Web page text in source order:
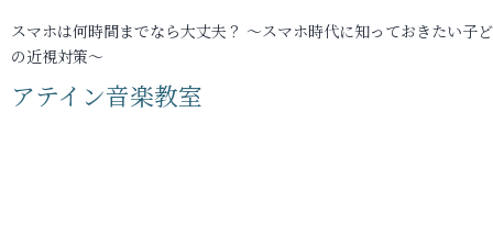
スマホは何時間までなら大丈夫？ ～スマホ時代に知っておきたい子
の近視対策～
アテイン音楽教室